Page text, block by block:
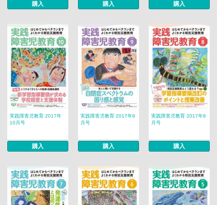
購入 購入 購入
実践障害児教育 2017年
10月号
購入
実践障害児教育 2017年9
月号
購入
実践障害児教育 2017年8
月号
購入